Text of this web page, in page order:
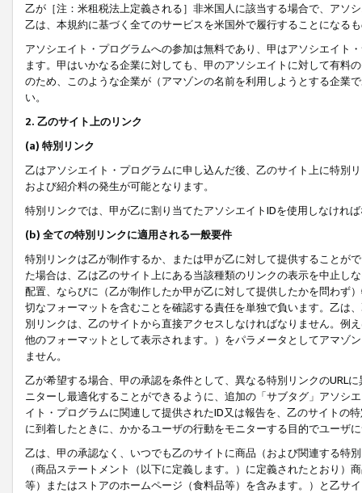
乙が［注：米租税法上定義される］非米国人に該当する場合で、アソ
乙は、本規約に基づく全てのサービスを米国外で履行することになる
アソシエイト・プログラムへの参加は無料であり、甲はアソシエイト
ます。甲はいかなる企業に対しても、甲のアソシエイトに対して有料
のため、このような企業が（アマゾンの名前を利用しようとする企業
い。
2. 乙のサイト上のリンク
(a) 特別リンク
乙はアソシエイト・プログラムに申し込んだ後、乙のサイト上に特別
および紹介料の発生が可能となります。
特別リンクでは、甲が乙に割り当てたアソシエイトIDを使用しなけれ
(b) 全ての特別リンクに適用される一般要件
特別リンクは乙が制作するか、または甲が乙に対して提供することが
た場合は、乙は乙のサイト上にある当該種類のリンクの表示を中止し
配置、ならびに（乙が制作したか甲が乙に対して提供したかを問わず
切なフォーマットを含むことを確認する責任を単独で負います。乙は
別リンクは、乙のサイトから直接アクセスしなければなりません。例
他のフォーマットとして表示されます。）をパラメータとしてアマゾ
ません。
乙が希望する場合、甲の承認を条件として、異なる特別リンクのURL
ニターし最適化することができるように、追加の「サブタグ」アソシ
イト・プログラムに関連して提供されたID又は報告を、乙のサイトの
に到着したときに、かかるユーザの行動をモニターする目的でユーザ
乙は、甲の承認なく、いつでも乙のサイトに商品（および関連する特
（商品ステートメント（以下に定義します。）に定義されたとおり
等）またはストアのホームページ（食料品等）を含みます。）と乙サ